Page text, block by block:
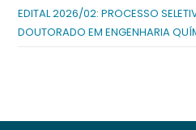
EDITAL 2026/02: PROCESSO
DOUTORADO EM ENGENHARIA